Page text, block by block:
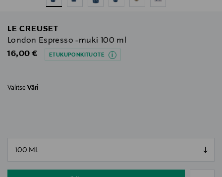
LE CREUSET
London Espresso -muki 100 ml
Original Price
16,00 € ETUKUPONKITUOTE
Valitse Väri